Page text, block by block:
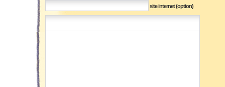
site internet (option)